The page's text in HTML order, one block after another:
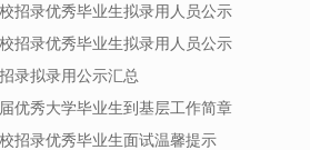
招录优秀毕业生拟录用人员公示
招录优秀毕业生拟录用人员公示
录拟录用公示汇总
优秀大学毕业生到基层工作简章
招录优秀毕业生面试温馨提示